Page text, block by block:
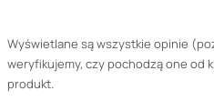
Wyświetlane są wszystkie opinie
weryfikujemy, czy pochodzą one od
produkt.